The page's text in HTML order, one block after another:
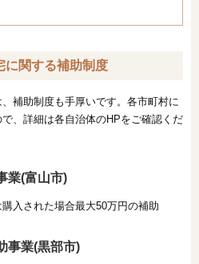
に関する補助制度
補助制度も手厚いです。各市町村に
、詳細は各自治体のHPをご確認くだ
業(富山市)
入された場合最大50万円の補助
事業(黒部市)